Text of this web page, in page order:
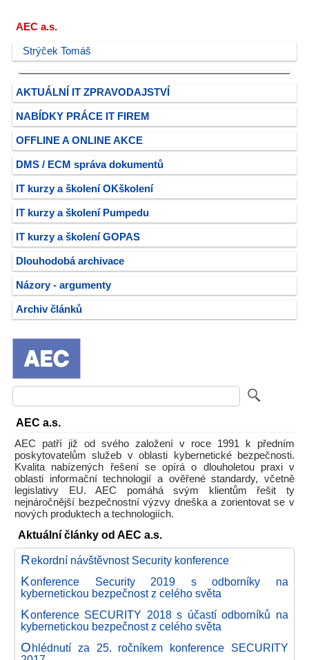
AEC a.s.
Strýček Tomáš
AKTUÁLNÍ IT ZPRAVODAJSTVÍ
NABÍDKY PRÁCE IT FIREM
OFFLINE A ONLINE AKCE
DMS / ECM správa dokumentů
IT kurzy a školení OKškolení
IT kurzy a školení Pumpedu
IT kurzy a školení GOPAS
Dlouhodobá archivace
Názory - argumenty
Archiv článků
AEC a.s.
AEC patří již od svého založení v roce 1991 k předním
poskytovatelům služeb v oblasti kybernetické bezpečnosti.
Kvalita nabízených řešení se opírá o dlouholetou praxi v
oblasti informační technologií a ověřené standardy, včetně
legislativy EU. AEC pomáhá svým klientům řešit ty
nejnáročnější bezpečnostní výzvy dneška a zorientovat se v
nových produktech a technologiích.
Aktuální články od AEC a.s.
Rekordní návštěvnost Security konference
Konference Security 2019 s odborníky na
kybernetickou bezpečnost z celého světa
Konference SECURITY 2018 s účastí odborníků na
kybernetickou bezpečnost z celého světa
Ohlédnutí za 25. ročníkem konference SECURITY